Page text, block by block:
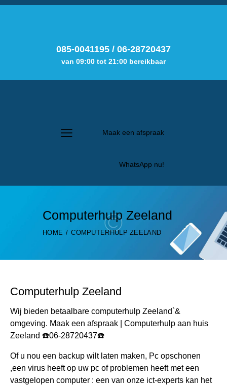
085-0041195 / 06-28720437
van 09:00 tot 21:00 bereikbaar
Maak een afspraak
WhatsApp nu!
Computerhulp Zeeland
HOME COMPUTERHULP ZEELAND
Computerhulp Zeeland
Wij bieden betaalbare computerhulp Zeeland`&
omgeving. Maak een afspraak | Computerhulp aan huis
Zeeland ☎️06-28720437☎️
Of u nou een backup wilt laten maken, Pc opschonen
,een virus heeft op uw pc of problemen heeft met een
vastgelopen computer : een van onze ict-experts kan het